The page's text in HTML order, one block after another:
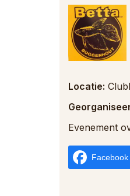
Locatie:
Evenement
Facebook